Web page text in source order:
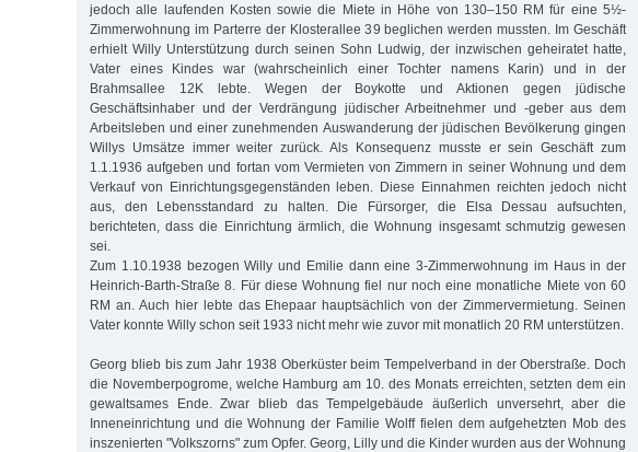
jedoch alle laufenden Kosten sowie die Miete in Höhe von 130–150 RM für eine 5½-
Zimmerwohnung im Parterre der Klosterallee 39 beglichen werden mussten. Im Geschäft
erhielt Willy Unterstützung durch seinen Sohn Ludwig, der inzwischen geheiratet hatte,
Vater eines Kindes war (wahrscheinlich einer Tochter namens Karin) und in der
Brahmsallee 12K lebte. Wegen der Boykotte und Aktionen gegen jüdische
Geschäftsinhaber und der Verdrängung jüdischer Arbeitnehmer und -geber aus dem
Arbeitsleben und einer zunehmenden Auswanderung der jüdischen Bevölkerung gingen
Willys Umsätze immer weiter zurück. Als Konsequenz musste er sein Geschäft zum
1.1.1936 aufgeben und fortan vom Vermieten von Zimmern in seiner Wohnung und dem
Verkauf von Einrichtungsgegenständen leben. Diese Einnahmen reichten jedoch nicht
aus, den Lebensstandard zu halten. Die Fürsorger, die Elsa Dessau aufsuchten,
berichteten, dass die Einrichtung ärmlich, die Wohnung insgesamt schmutzig gewesen
sei.
Zum 1.10.1938 bezogen Willy und Emilie dann eine 3-Zimmerwohnung im Haus in der
Heinrich-Barth-Straße 8. Für diese Wohnung fiel nur noch eine monatliche Miete von 60
RM an. Auch hier lebte das Ehepaar hauptsächlich von der Zimmervermietung. Seinen
Vater konnte Willy schon seit 1933 nicht mehr wie zuvor mit monatlich 20 RM unterstützen.
Georg blieb bis zum Jahr 1938 Oberküster beim Tempelverband in der Oberstraße. Doch
die Novemberpogrome, welche Hamburg am 10. des Monats erreichten, setzten dem ein
gewaltsames Ende. Zwar blieb das Tempelgebäude äußerlich unversehrt, aber die
Inneneinrichtung und die Wohnung der Familie Wolff fielen dem aufgehetzten Mob des
inszenierten "Volkszorns" zum Opfer. Georg, Lilly und die Kinder wurden aus der Wohnung